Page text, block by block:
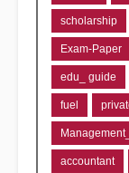
scholarship
Exam-Paper
edu_ guide
fuel
accountant